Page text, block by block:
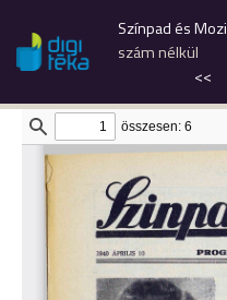
Színpad és Mozi
szám nélkül
<<